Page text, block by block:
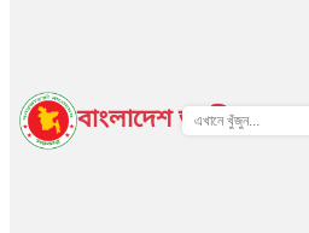
বাংলাদেশ জাতীয় তথ্য